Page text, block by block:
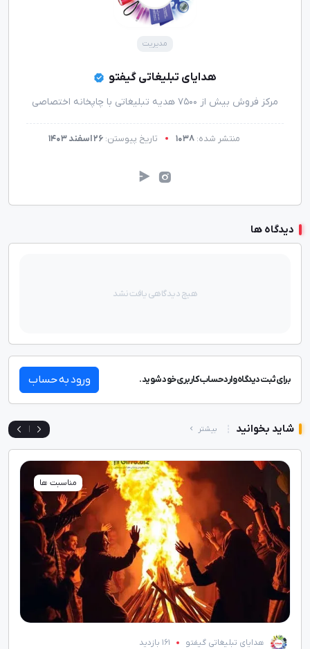
مدیریت
هدایای تبلیغاتی گیفتو
مرکز فروش بیش از 7500 هدیه تبلیغاتی با چاپخانه اختصاصی
منتشر شده: 1038 تاریخ پیوستن: 26 اسفند 1403
دیدگاه ها
هیچ دیدگاهی یافت نشد
برای ثبت دیدگاه وارد حساب کاربری خود شوید. ورود به حساب
شاید بخوانید بیشتر
وبلاگ
هدایای تبلیغاتی گیفتو 113 بازدید